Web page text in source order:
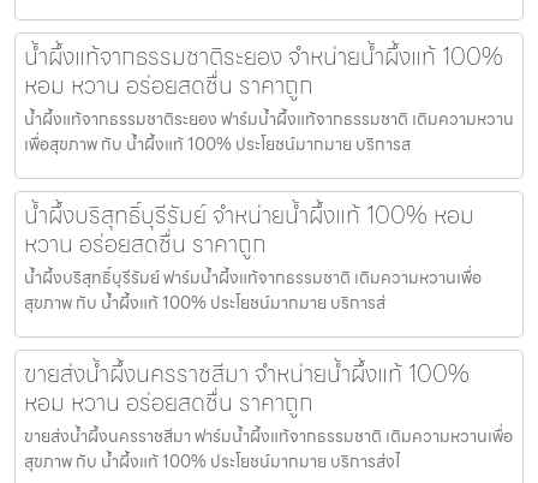
น้ำผึ้งแท้จากธรรมชาติระยอง จำหน่ายน้ำผึ้งแท้ 100%
หอม หวาน อร่อยสดชื่น ราคาถูก
น้ำผึ้งแท้จากธรรมชาติระยอง ฟาร์มน้ำผึ้งแท้จากธรรมชาติ เติมความหวาน
เพื่อสุขภาพ กับ น้ำผึ้งแท้ 100% ประโยชน์มากมาย บริการส
น้ำผึ้งบริสุทธิ์บุรีรัมย์ จำหน่ายน้ำผึ้งแท้ 100% หอม
หวาน อร่อยสดชื่น ราคาถูก
น้ำผึ้งบริสุทธิ์บุรีรัมย์ ฟาร์มน้ำผึ้งแท้จากธรรมชาติ เติมความหวานเพื่อ
สุขภาพ กับ น้ำผึ้งแท้ 100% ประโยชน์มากมาย บริการส่
ขายส่งน้ำผึ้งนครราชสีมา จำหน่ายน้ำผึ้งแท้ 100%
หอม หวาน อร่อยสดชื่น ราคาถูก
ขายส่งน้ำผึ้งนครราชสีมา ฟาร์มน้ำผึ้งแท้จากธรรมชาติ เติมความหวานเพื่อ
สุขภาพ กับ น้ำผึ้งแท้ 100% ประโยชน์มากมาย บริการส่งไ